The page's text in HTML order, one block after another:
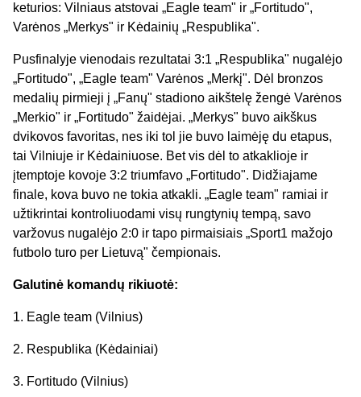
keturios: Vilniaus atstovai „Eagle team" ir „Fortitudo",
Varėnos „Merkys" ir Kėdainių „Respublika".
Pusfinalyje vienodais rezultatai 3:1 „Respublika" nugalėjo
„Fortitudo", „Eagle team" Varėnos „Merkį". Dėl bronzos
medalių pirmieji į „Fanų" stadiono aikštelę žengė Varėnos
„Merkio" ir „Fortitudo" žaidėjai. „Merkys" buvo aikškus
dvikovos favoritas, nes iki tol jie buvo laimėję du etapus,
tai Vilniuje ir Kėdainiuose. Bet vis dėl to atkaklioje ir
įtemptoje kovoje 3:2 triumfavo „Fortitudo". Didžiajame
finale, kova buvo ne tokia atkakli. „Eagle team" ramiai ir
užtikrintai kontroliuodami visų rungtynių tempą, savo
varžovus nugalėjo 2:0 ir tapo pirmaisiais „Sport1 mažojo
futbolo turo per Lietuvą" čempionais.
Galutinė komandų rikiuotė:
1. Eagle team (Vilnius)
2. Respublika (Kėdainiai)
3. Fortitudo (Vilnius)